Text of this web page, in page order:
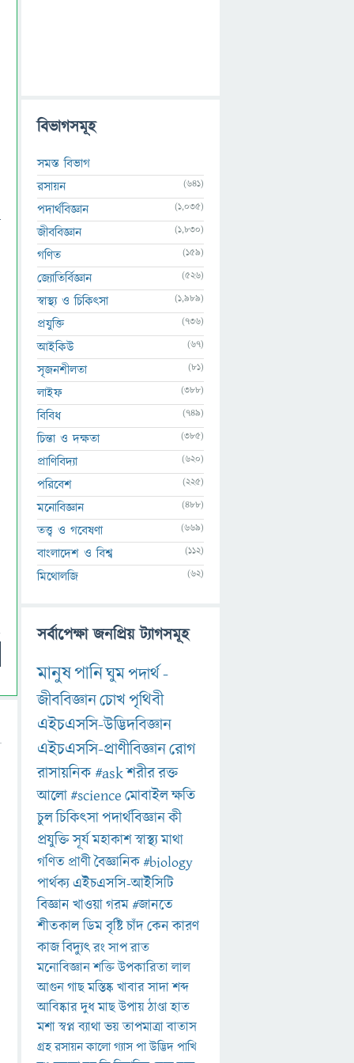
বিভাগসমূহ
সমস্ত বিভাগ
রসায়ন
(641)
পদার্থবিজ্ঞান (1,035)
জীববিজ্ঞান (1,830)
গণিত (159)
জ্যোতির্বিজ্ঞান (526)
স্বাস্থ্য ও চিকিৎসা (1,989)
প্রযুক্তি (736)
আইকিউ (67)
সৃজনশীলতা (81)
লাইফ (388)
বিবিধ (749)
চিন্তা ও দক্ষতা (385)
প্রাণিবিদ্যা (620)
পরিবেশ (225)
মনোবিজ্ঞান (488)
তত্ত্ব ও গবেষণা (669)
বাংলাদেশ ও বিশ্ব (112)
মিথোলজি (62)
সর্বাপেক্ষা জনপ্রিয় ট্যাগসমূহ
মানুষপানিঘুমপদার্থ-
জীববিজ্ঞানচোখপৃথিবী
এইচএসসি-উদ্ভিদবিজ্ঞান
এইচএসসি-প্রাণীবিজ্ঞানরোগ
রাসায়নিক#askশরীররক্ত
আলো#scienceমোবাইলক্ষতি
চুলচিকিৎসাপদার্থবিজ্ঞানকী
প্রযুক্তিসূর্যমহাকাশস্বাস্থ্যমাথা
গণিত প্রাণীবৈজ্ঞানিক#biology
পার্থক্য এইচএসসি-আইসিটি
বিজ্ঞানখাওয়াগরম#জানতে
শীতকালডিমবৃষ্টিচাঁদকেনকারণ
কাজবিদ্যুৎরংসাপরাত
মনোবিজ্ঞানশক্তিউপকারিতালাল
আগুনগাছমস্তিষ্কখাবারসাদাশব্দ
আবিষ্কারদুধমাছউপায়ঠাণ্ডাহাত
মশাস্বপ্নব্যাথাভয়তাপমাত্রাবাতাস
গ্রহরসায়নকালোগ্যাসপাউদ্ভিদপাখি